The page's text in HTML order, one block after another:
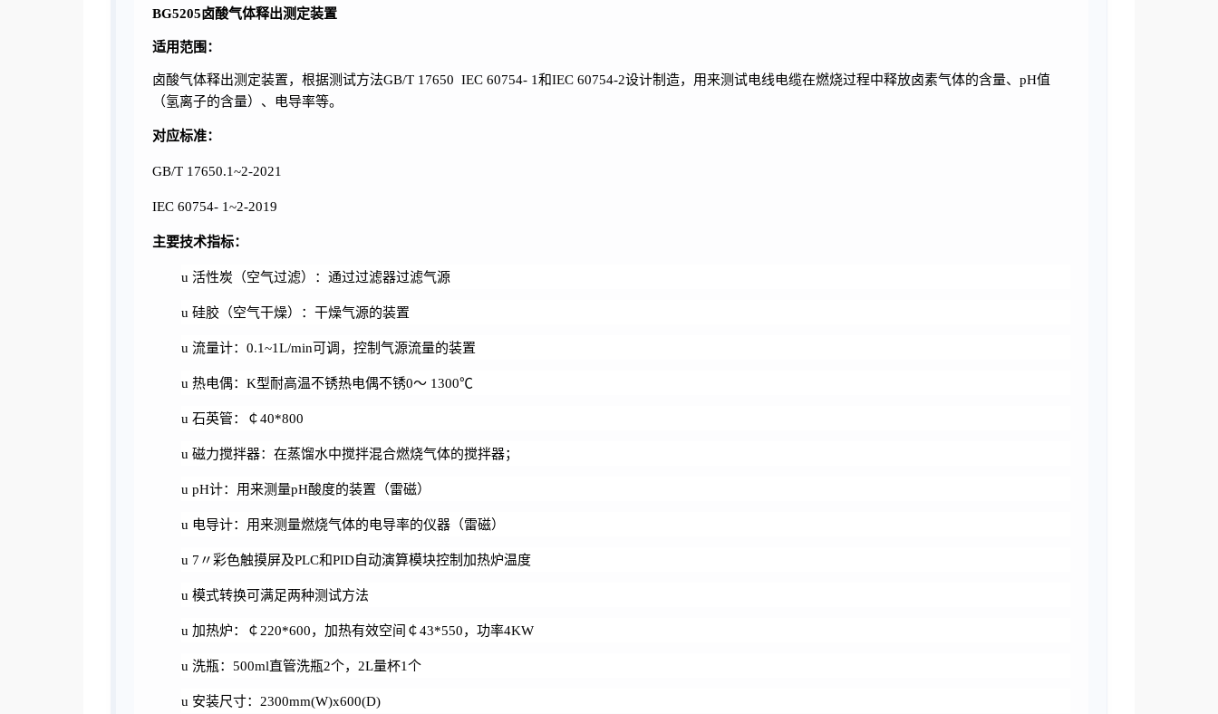
BG5205卤酸气体释出测定装置
适用范围：
卤酸气体释出测定装置，根据测试方法GB/T 17650 IEC 60754- 1和IEC 60754-2设计制造，用来测试电线电缆在燃烧过程中释放卤素气体的含量、 pH值
（氢离子的含量）、电导率等。
对应标准：
GB/T 17650.1~2-2021
IEC 60754- 1~2-2019
主要技术指标：
u 活性炭（空气过滤）：通过过滤器过滤气源
u 硅胶（空气干燥）：干燥气源的装置
u 流量计： 0.1~1L/min可调，控制气源流量的装置
u 热电偶： K型耐高温不锈热电偶不锈0～ 1300℃
u 石英管：￠40*800
u 磁力搅拌器：在蒸馏水中搅拌混合燃烧气体的搅拌器；
u pH计：用来测量pH酸度的装置（雷磁）
u 电导计：用来测量燃烧气体的电导率的仪器（雷磁）
u 7〃彩色触摸屏及PLC和PID自动演算模块控制加热炉温度
u 模式转换可满足两种测试方法
u 加热炉：￠ 220*600，加热有效空间￠43*550，功率4KW
u 洗瓶： 500ml直管洗瓶2个，2L量杯1个
u 安装尺寸： 2300mm(W)x600(D)